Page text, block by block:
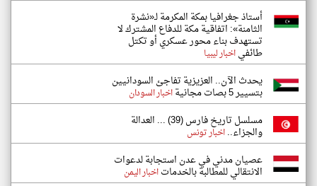
أستاذ جغرافيا بمكة المكرمة لـ«نشرة
الثامنة»: اتفاقية مكة للدفاع المشترك لا
تستهدف بناء محور عسكري أو تكتل
طائفياخبار ليبيا
يحدث الآن.. العزيزية تفاجئ السودانيين
بتسيير 5 بصات مجانية اخبار السودان
مسلسل تاريخ فارس (39) ... العدالة
والجزاء..اخبار تونس
عصيان مدني في عدن استجابة لدعوات
الانتقالي للمطالبة بالخدماتاخبار اليمن